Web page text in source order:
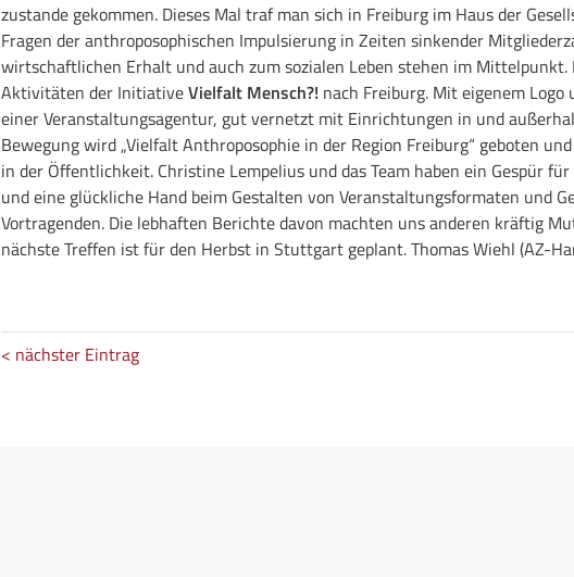
zustande gekommen. Dieses Mal traf man sich in Freiburg im Haus der
Fragen der anthroposophischen Impulsierung in Zeiten sinkender
wirtschaftlichen Erhalt und auch zum sozialen Leben stehen im Mittelpunkt.
Aktivitäten der InitiativeVielfalt Mensch?! nach Freiburg. Mit eigenem
einer Veranstaltungsagentur, gut vernetzt mit Einrichtungen in und
Bewegung wird „Vielfalt Anthroposophie in der Region Freiburg“ geboten
in der Öffentlichkeit. Christine Lempelius und das Team haben ein Gespür
und eine glückliche Hand beim Gestalten von Veranstaltungsformaten und
Vortragenden. Die lebhaften Berichte davon machten uns anderen kräftig
nächste Treffen ist für den Herbst in Stuttgart geplant. Thomas Wiehl (AZ-
< nächster Eintrag